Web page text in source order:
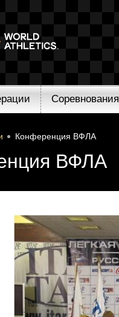
Соревнования
Конференция ВФЛА
ВФЛА